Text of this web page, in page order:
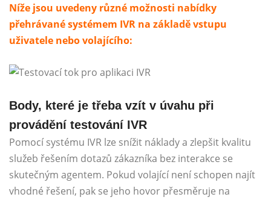
Níže jsou uvedeny různé možnosti nabídky
přehrávané systémem IVR na základě vstupu
uživatele nebo volajícího:
Body, které je třeba vzít v úvahu při
provádění testování IVR
Pomocí systému IVR lze snížit náklady a zlepšit kvalitu
služeb řešením dotazů zákazníka bez interakce se
skutečným agentem. Pokud volající není schopen najít
vhodné řešení, pak se jeho hovor přesměruje na